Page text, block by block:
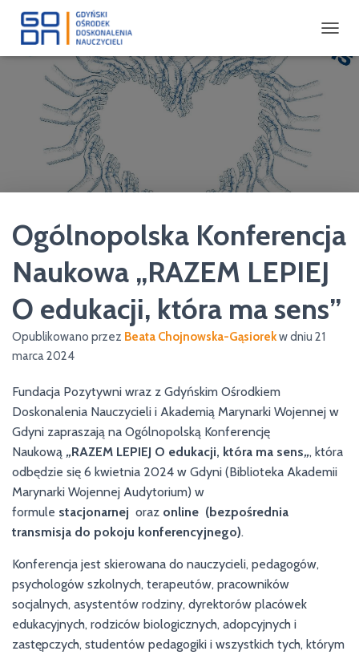
R
W
G
A
C
Ogólnopolska Konferencja
Naukowa „RAZEM LEPIEJ
O edukacji, która ma sens”
Opublikowano przez Beata Chojnowska-Gąsiorekw dniu 21
marca 2024
Fundacja Pozytywni wraz z Gdyńskim Ośrodkiem
Doskonalenia Nauczycieli i Akademią Marynarki Wojennej w
Gdyni zapraszają na Ogólnopolską Konferencję
Naukową „RAZEM LEPIEJ O edukacji, która ma sens„, która
odbędzie się 6 kwietnia 2024 w Gdyni (Biblioteka Akademii
Marynarki Wojennej Audytorium) w
formule stacjonarnej oraz online (bezpośrednia
transmisja do pokoju konferencyjnego).
Konferencja jest skierowana do nauczycieli, pedagogów,
psychologów szkolnych, terapeutów, pracowników
socjalnych, asystentów rodziny, dyrektorów placówek
edukacyjnych, rodziców biologicznych, adopcyjnych i
zastępczych, studentów pedagogiki i wszystkich tych, którym